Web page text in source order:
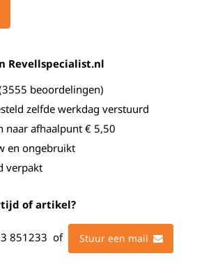
Revellspecialist.nl
beoordelingen)
zelfde werkdag verstuurd
naar afhaalpunt € 5,50
en ongebruikt
verpakt
of artikel?
851233 of Stuur een mail